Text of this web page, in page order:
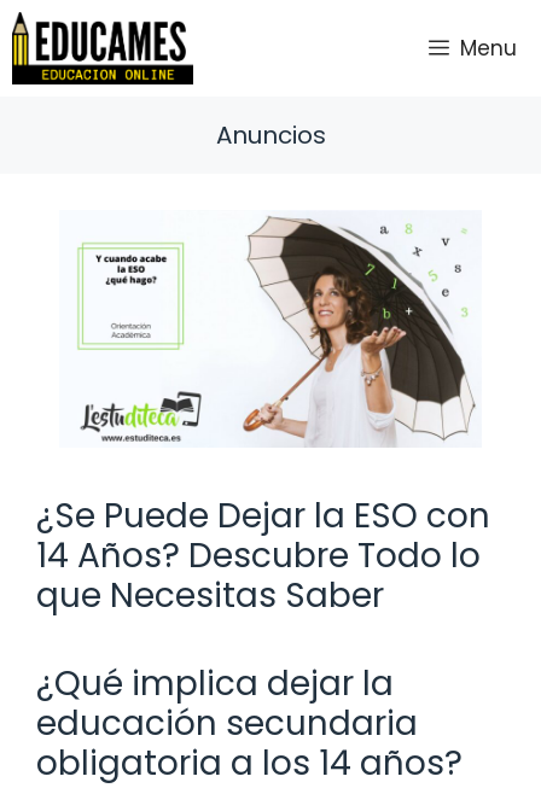
Saltar
contenido
Menu
Anuncios
¿Se Puede Dejar la ESO con
14 Años? Descubre Todo lo
que Necesitas Saber
¿Qué implica dejar la
educación secundaria
obligatoria a los 14 años?